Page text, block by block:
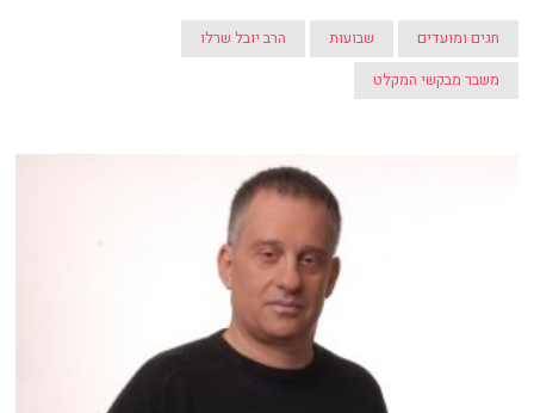
חגים ומועדים שבועות
הרב יובל שרלו
משבר מבקשי המקלט